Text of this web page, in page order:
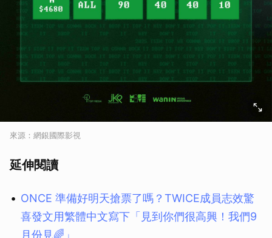
來源：網銀國際影視
延伸閱讀
ONCE 準備好明天搶票了嗎？TWICE成員志效驚
喜發文用繁體中文寫下「見到你們很高興！我們9
月份見🌈」